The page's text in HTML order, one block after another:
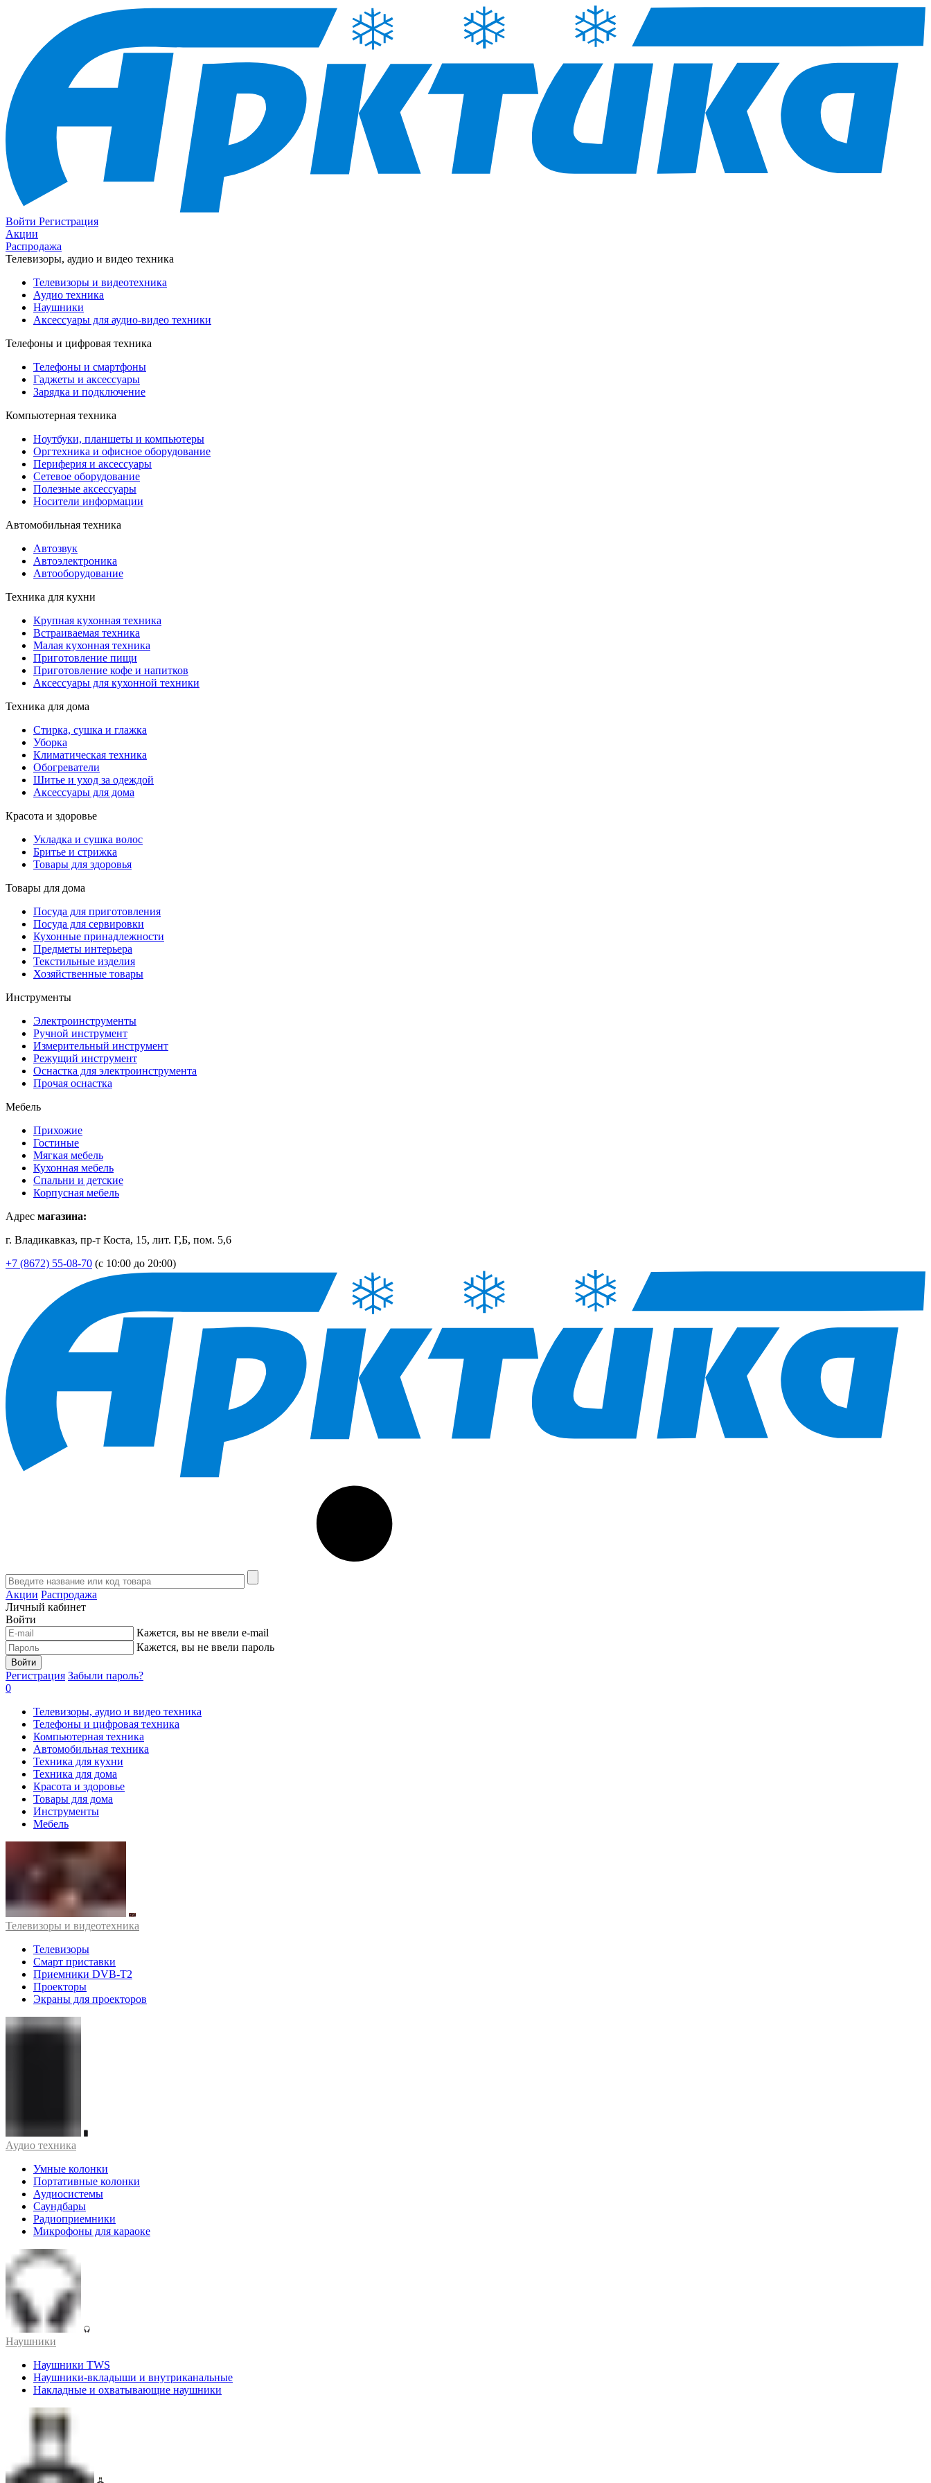
Войти Регистрация
Акции
Распродажа
Телевизоры, аудио и видео техника
Телевизоры и видеотехника
Аудио техника
Наушники
Аксессуары для аудио-видео техники
Телефоны и цифровая техника
Телефоны и смартфоны
Гаджеты и аксессуары
Зарядка и подключение
Компьютерная техника
Ноутбуки, планшеты и компьютеры
Оргтехника и офисное оборудование
Периферия и аксессуары
Cетевое оборудование
Полезные аксессуары
Носители информации
Автомобильная техника
Автозвук
Автоэлектроника
Автооборудование
Техника для кухни
Крупная кухонная техника
Встраиваемая техника
Малая кухонная техника
Приготовление пищи
Приготовление кофе и напитков
Аксессуары для кухонной техники
Техника для дома
Стирка, сушка и глажка
Уборка
Климатическая техника
Обогреватели
Шитье и уход за одеждой
Аксессуары для дома
Красота и здоровье
Укладка и сушка волос
Бритье и стрижка
Товары для здоровья
Товары для дома
Посуда для приготовления
Посуда для сервировки
Кухонные принадлежности
Предметы интерьера
Текстильные изделия
Хозяйственные товары
Инструменты
Электроинструменты
Ручной инструмент
Измерительный инструмент
Режущий инструмент
Оснастка для электроинструмента
Прочая оснастка
Мебель
Прихожие
Гостиные
Мягкая мебель
Кухонная мебель
Спальни и детские
Корпусная мебель
Адрес магазина:
г. Владикавказ, пр-т Коста, 15, лит. Г,Б, пом. 5,6
+7 (8672) 55-08-70 (с 10:00 до 20:00)
Акции Распродажа
Личный кабинет
Войти
Кажется, вы не ввели e-mail
Кажется, вы не ввели пароль
Войти
Регистрация Забыли пароль?
0
Телевизоры, аудио и видео техника
Телефоны и цифровая техника
Компьютерная техника
Автомобильная техника
Техника для кухни
Техника для дома
Красота и здоровье
Товары для дома
Инструменты
Мебель
Телевизоры и видеотехника
Телевизоры
Смарт приставки
Приемники DVB-T2
Проекторы
Экраны для проекторов
Аудио техника
Умные колонки
Портативные колонки
Аудиосистемы
Саундбары
Радиоприемники
Микрофоны для караоке
Наушники
Наушники TWS
Наушники-вкладыши и внутриканальные
Накладные и охватывающие наушники